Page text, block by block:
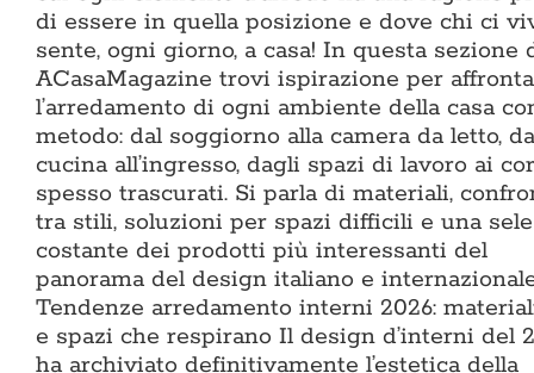
di essere in quella posizione e dove chi ci
sente, ogni giorno, a casa! In questa sezione
ACasaMagazine trovi ispirazione per
l’arredamento di ogni ambiente della casa
metodo: dal soggiorno alla camera da letto,
cucina all’ingresso, dagli spazi di lavoro ai
spesso trascurati. Si parla di materiali,
tra stili, soluzioni per spazi difficili e una
costante dei prodotti più interessanti del
panorama del design italiano e
Tendenze arredamento interni 2026:
e spazi che respirano Il design d’interni del
ha archiviato definitivamente l’estetica della